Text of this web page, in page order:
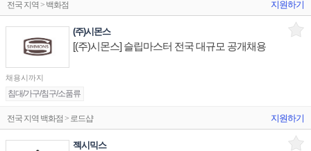
전국 지역 > 백화점 지원하기
(주)시몬스
[(주)시몬스] 슬립마스터 전국 대규모 공개채용
채용시까지
침대/가구/침구/소품류
전국 지역 백화점 > 로드샵 지원하기
젝시믹스